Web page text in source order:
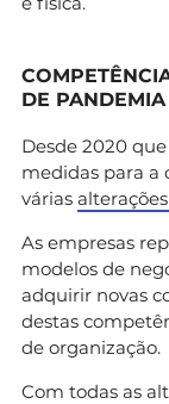
DE PANDEMIA
Desde 2020
medidas para a
várias
As empresas
modelos de
adquirir novas
destas
de organização.
Com todas as